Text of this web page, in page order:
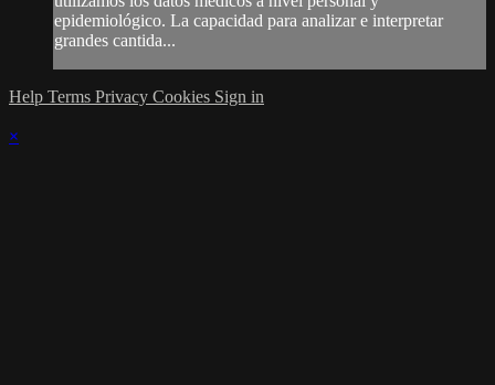
epidemiológico. La capacidad para analizar e interpretar
grandes cantida...
Help Terms Privacy Cookies Sign in
×